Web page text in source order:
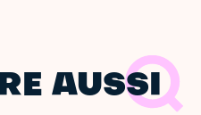
AUSSI